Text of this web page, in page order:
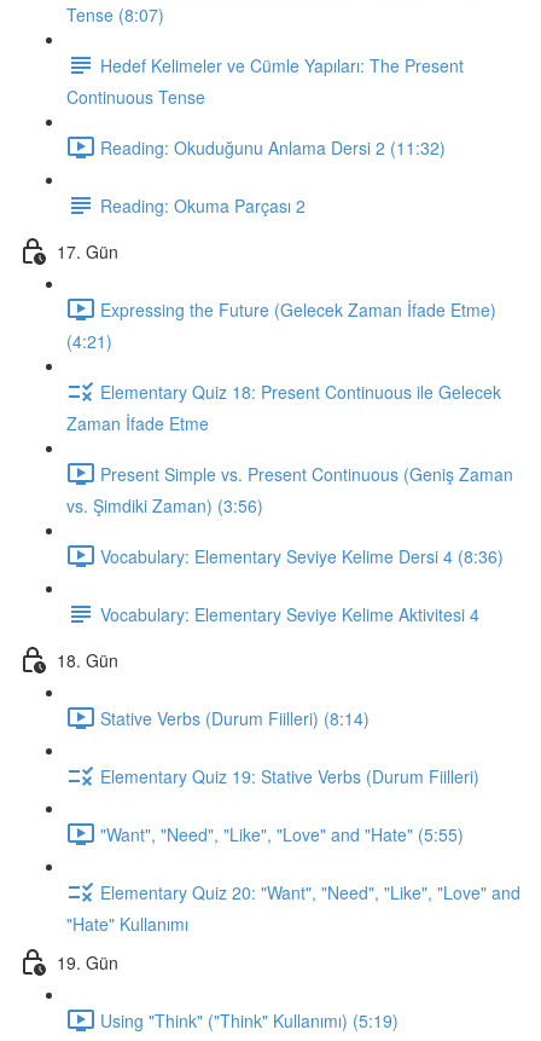
Tense (8:07)
Hedef Kelimeler ve Cümle Yapıları: The Present
Continuous Tense
Reading: Okuduğunu Anlama Dersi 2 (11:32)
Reading: Okuma Parçası 2
17. Gün
Expressing the Future (Gelecek Zaman İfade Etme)
(4:21)
Elementary Quiz 18: Present Continuous ile Gelecek
Zaman İfade Etme
Present Simple vs. Present Continuous (Geniş Zaman
vs. Şimdiki Zaman) (3:56)
Vocabulary: Elementary Seviye Kelime Dersi 4 (8:36)
Vocabulary: Elementary Seviye Kelime Aktivitesi 4
18. Gün
Stative Verbs (Durum Fiilleri) (8:14)
Elementary Quiz 19: Stative Verbs (Durum Fiilleri)
"Want", "Need", "Like", "Love" and "Hate" (5:55)
Elementary Quiz 20: "Want", "Need", "Like", "Love" and
"Hate" Kullanımı
19. Gün
Using "Think" ("Think" Kullanımı) (5:19)